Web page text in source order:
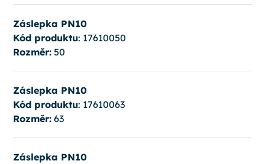
Záslepka PN10
Kód produktu: 17610050
Rozměr:50
Záslepka PN10
Kód produktu: 17610063
Rozměr:63
Záslepka PN10